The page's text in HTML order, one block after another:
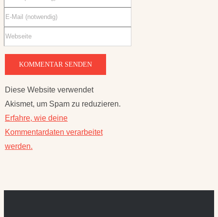
Diese Website verwendet
Akismet, um Spam zu reduzieren.
Erfahre, wie deine
Kommentardaten verarbeitet
werden.